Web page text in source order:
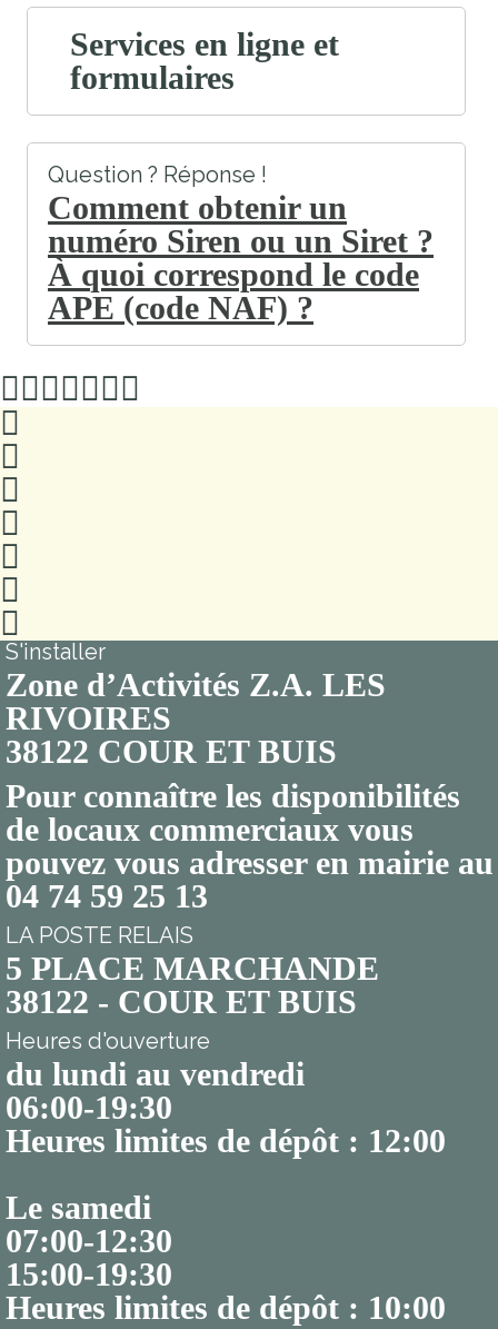
Services en ligne et
formulaires
Question ? Réponse !
Comment obtenir un
numéro Siren ou un Siret ?
À quoi correspond le code
APE (code NAF) ?
S'installer
Zone d’Activités Z.A. LES
RIVOIRES
38122 COUR ET BUIS
Pour connaître les disponibilités
de locaux commerciaux vous
pouvez vous adresser en mairie au
04 74 59 25 13
LA POSTE RELAIS
5 PLACE MARCHANDE
38122 - COUR ET BUIS
Heures d'ouverture
du lundi au vendredi
06:00-19:30
Heures limites de dépôt : 12:00
Le samedi
07:00-12:30
15:00-19:30
Heures limites de dépôt : 10:00